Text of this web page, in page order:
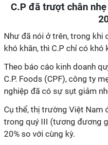
C.P đã trượt chân
Như đã nói ở trên, trong khi
khó khăn, thì C.P chỉ có khó
Theo báo cáo kinh doanh
C.P. Foods (CPF), công ty
nghiệp đã có sự sụt giảm
Cụ thể, thị trường Việt Nam
trong quý III (tương đương
20% so với cùng kỳ.